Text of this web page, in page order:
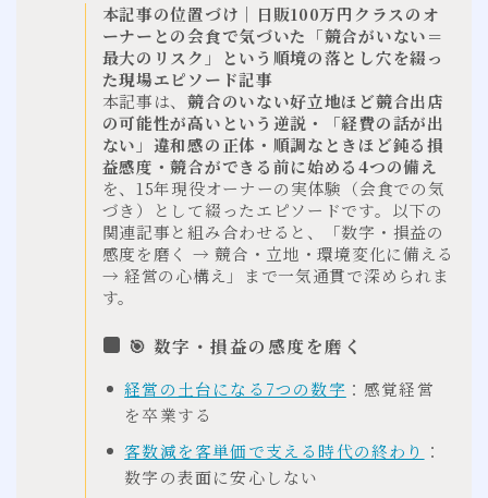
本記事の位置づけ｜日販100万円クラスのオ
ーナーとの会食で気づいた「競合がいない＝
最大のリスク」という順境の落とし穴を綴っ
た現場エピソード記事
本記事は、競合のいない好立地ほど競合出店
の可能性が高いという逆説・「経費の話が出
ない」違和感の正体・順調なときほど鈍る損
益感度・競合ができる前に始める4つの備え
を、15年現役オーナーの実体験（会食での気
づき）として綴ったエピソードです。以下の
関連記事と組み合わせると、「数字・損益の
感度を磨く → 競合・立地・環境変化に備える
→ 経営の心構え」まで一気通貫で深められま
す。
🎯 数字・損益の感度を磨く
経営の土台になる7つの数字 ：感覚経営
を卒業する
客数減を客単価で支える時代の終わり ：
数字の表面に安心しない